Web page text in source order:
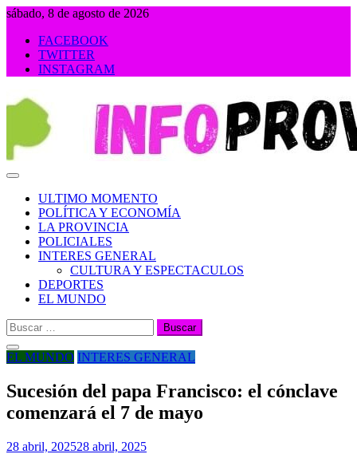
Saltar
contenido
sábado, 8 de agosto de 2026
FACEBOOK
TWITTER
INSTAGRAM
ULTIMO MOMENTO
POLÍTICA Y ECONOMÍA
LA PROVINCIA
POLICIALES
INTERES GENERAL
CULTURA Y ESPECTACULOS
DEPORTES
EL MUNDO
Buscar:
EL MUNDO INTERES GENERAL
Sucesión del papa Francisco: el cónclave
comenzará el 7 de mayo
28 abril, 202528 abril, 2025